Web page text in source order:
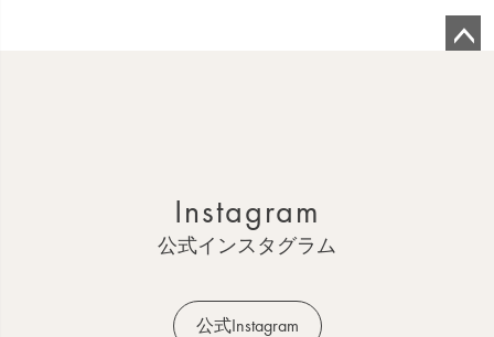
Instagram
公式インスタグラム
公式Instagram